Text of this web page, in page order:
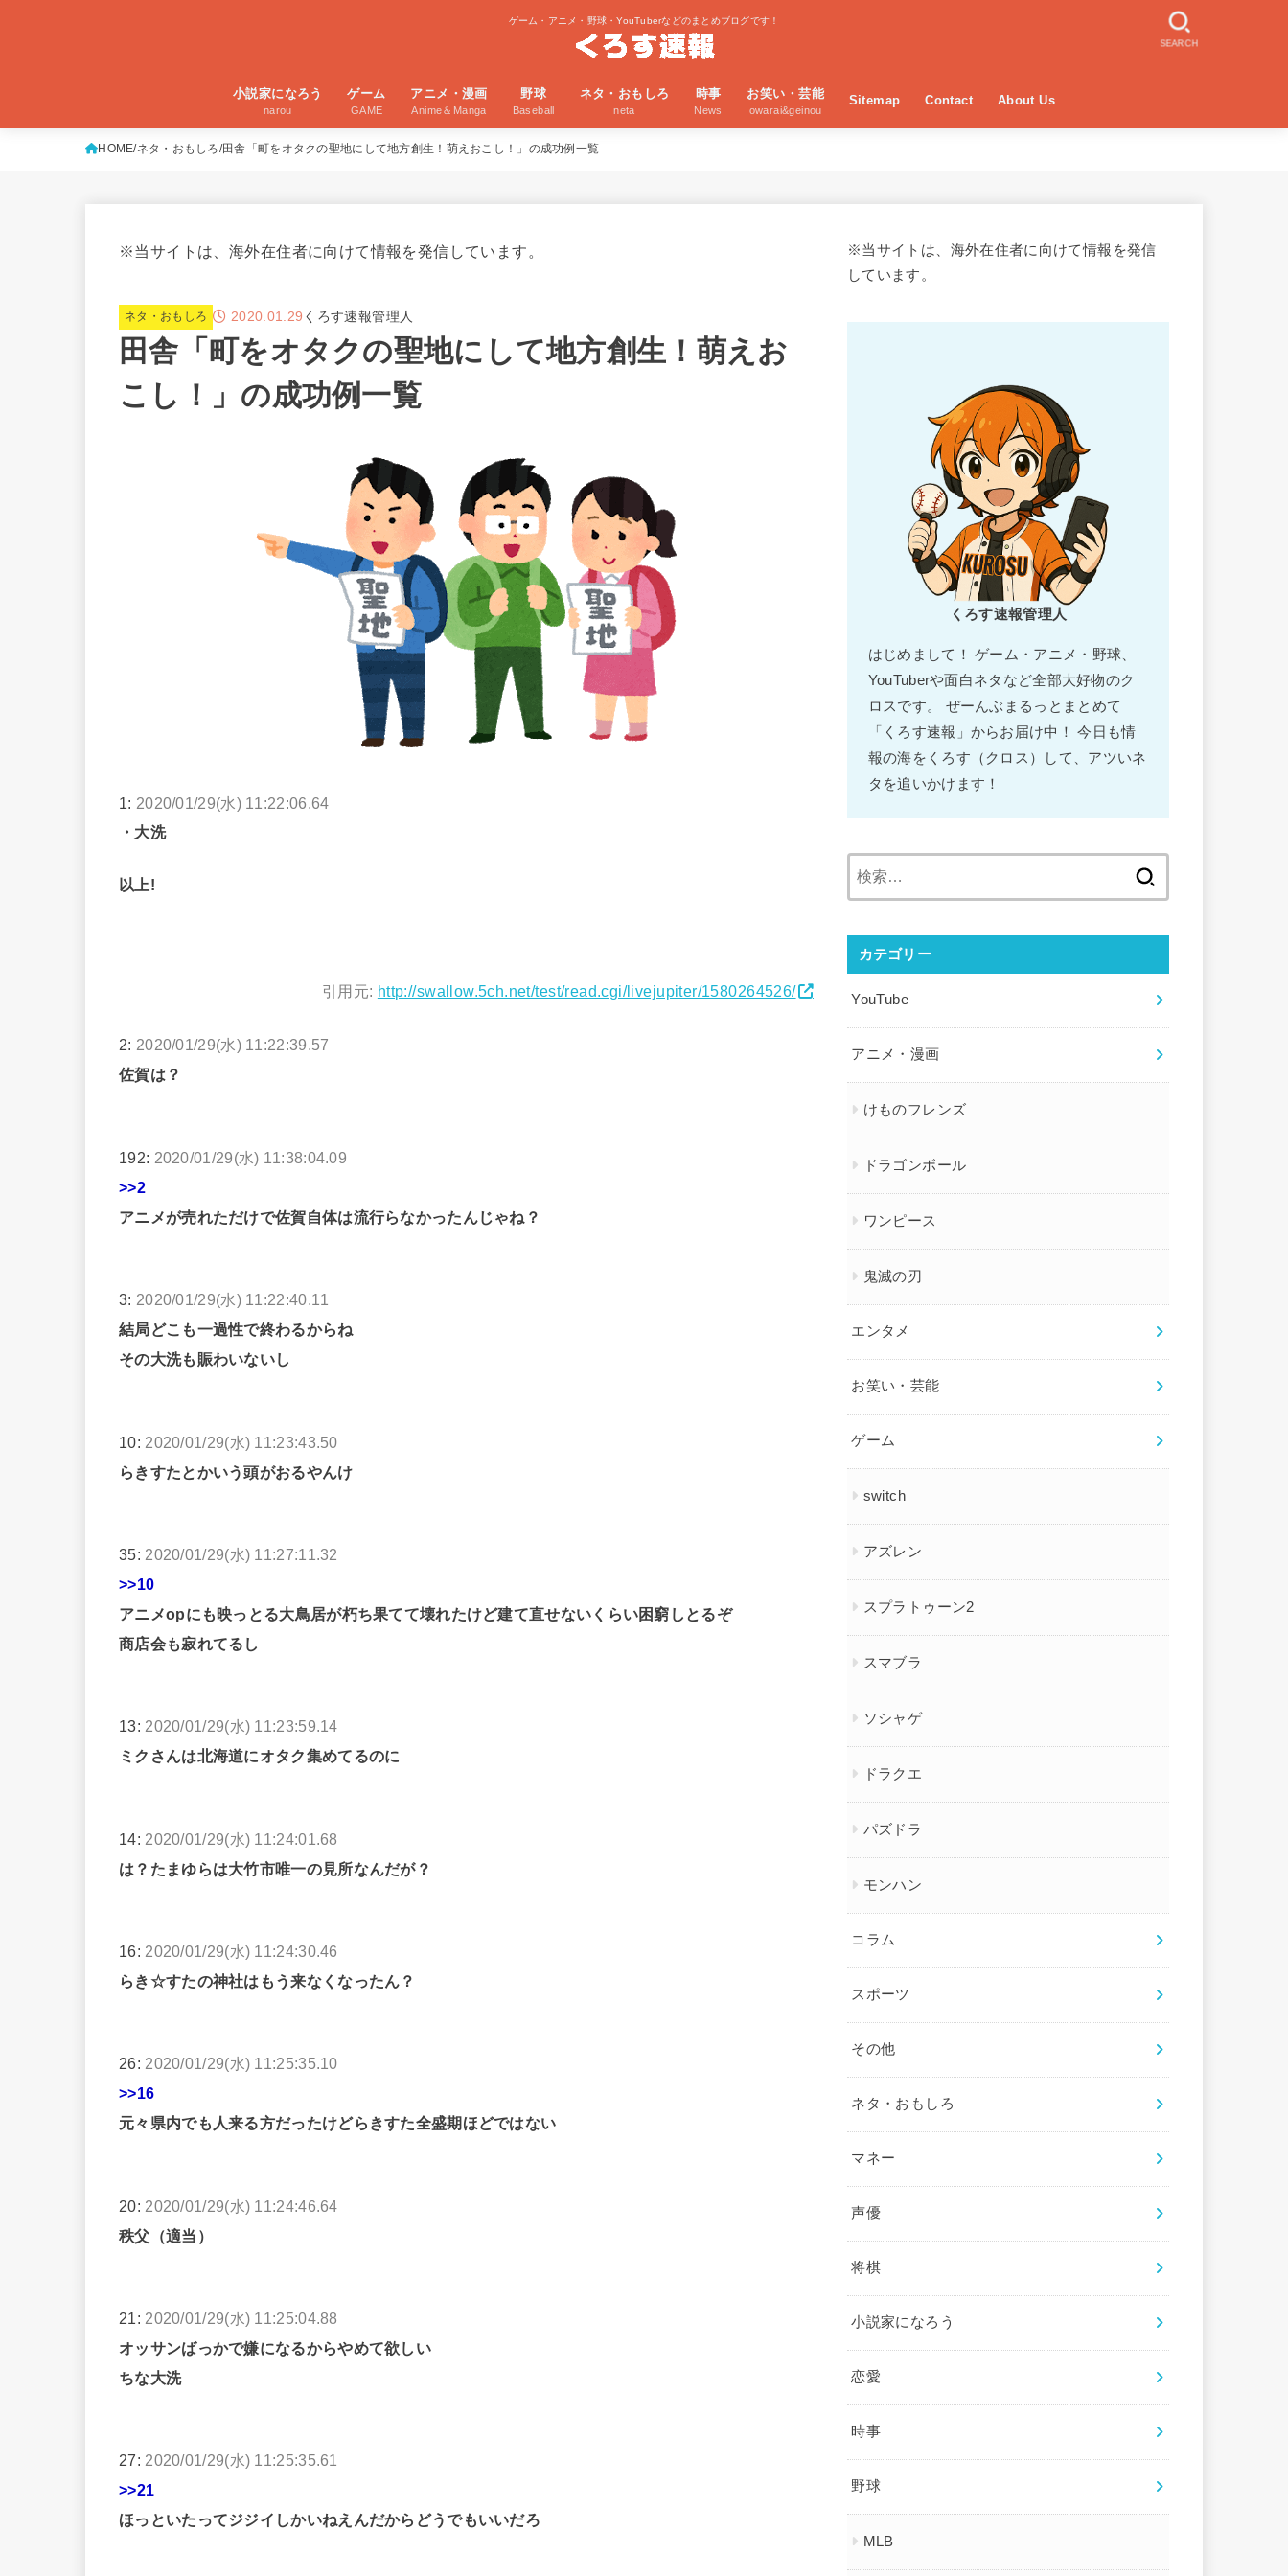
ゲーム・アニメ・野球・YouTuberなどのまとめブログです！
小説家になろう
narou
ゲーム
GAME
アニメ・漫画
Anime＆Manga
野球
Baseball
ネタ・おもしろ
neta
時事
News
お笑い・芸能
owarai&geinou
Sitemap Contact About Us
SEARCH
HOME ネタ・おもしろ 田舎「町をオタクの聖地にして地方創生！萌えおこし！」の成功例一覧
※当サイトは、海外在住者に向けて情報を発信しています。
ネタ・おもしろ 2020.01.29 くろす速報管理人
田舎「町をオタクの聖地にして地方創生！萌えお
こし！」の成功例一覧
1: 2020/01/29(水) 11:22:06.64
・大洗
以上!
引用元: http://swallow.5ch.net/test/read.cgi/livejupiter/1580264526/
2: 2020/01/29(水) 11:22:39.57
佐賀は？
192: 2020/01/29(水) 11:38:04.09
>>2
アニメが売れただけで佐賀自体は流行らなかったんじゃね？
3: 2020/01/29(水) 11:22:40.11
結局どこも一過性で終わるからね
その大洗も賑わいないし
10: 2020/01/29(水) 11:23:43.50
らきすたとかいう頭がおるやんけ
35: 2020/01/29(水) 11:27:11.32
>>10
アニメopにも映っとる大鳥居が朽ち果てて壊れたけど建て直せないくらい困窮しとるぞ
商店会も寂れてるし
13: 2020/01/29(水) 11:23:59.14
ミクさんは北海道にオタク集めてるのに
14: 2020/01/29(水) 11:24:01.68
は？たまゆらは大竹市唯一の見所なんだが？
16: 2020/01/29(水) 11:24:30.46
らき☆すたの神社はもう来なくなったん？
26: 2020/01/29(水) 11:25:35.10
>>16
元々県内でも人来る方だったけどらきすた全盛期ほどではない
20: 2020/01/29(水) 11:24:46.64
秩父（適当）
21: 2020/01/29(水) 11:25:04.88
オッサンばっかで嫌になるからやめて欲しい
ちな大洗
27: 2020/01/29(水) 11:25:35.61
>>21
ほっといたってジジイしかいねえんだからどうでもいいだろ
※当サイトは、海外在住者に向けて情報を発信
しています。
くろす速報管理人
はじめまして！ ゲーム・アニメ・野球、
YouTuberや面白ネタなど全部大好物のク
ロスです。 ぜーんぶまるっとまとめて
「くろす速報」からお届け中！ 今日も情
報の海をくろす（クロス）して、アツいネ
タを追いかけます！
カテゴリー
YouTube
アニメ・漫画
けものフレンズ
ドラゴンボール
ワンピース
鬼滅の刃
エンタメ
お笑い・芸能
ゲーム
switch
アズレン
スプラトゥーン2
スマブラ
ソシャゲ
ドラクエ
パズドラ
モンハン
コラム
スポーツ
その他
ネタ・おもしろ
マネー
声優
将棋
小説家になろう
恋愛
時事
野球
MLB